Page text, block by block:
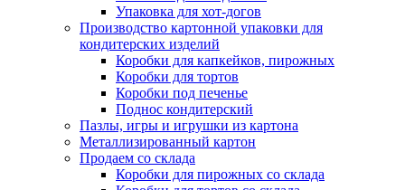
Упаковка для хот-догов
Производство картонной упаковки для
кондитерских изделий
Коробки для капкейков, пирожных
Коробки для тортов
Коробки под печенье
Поднос кондитерский
Пазлы, игры и игрушки из картона
Металлизированный картон
Продаем со склада
Коробки для пирожных со склада